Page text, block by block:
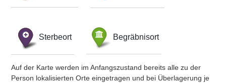
Sterbeort Begräbnisort
Auf der Karte werden im Anfangszustand bereits alle zu der
Person lokalisierten Orte eingetragen und bei Überlagerung je